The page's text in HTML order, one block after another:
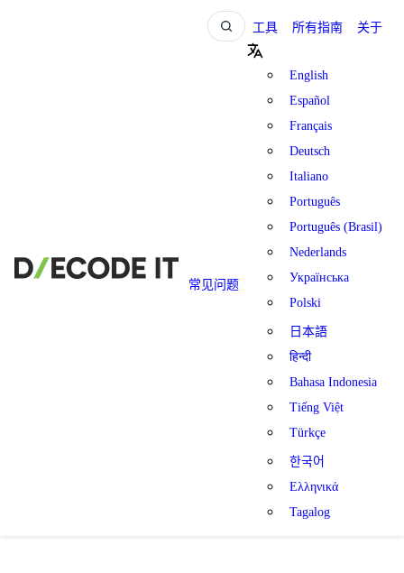
工具 所有指南 关于
常见问题
English
Español
Français
Deutsch
Italiano
Português
Português (Brasil)
Nederlands
Українська
Polski
日本語
हिन्दी
Bahasa Indonesia
Tiếng Việt
Türkçe
한국어
Ελληνικά
Tagalog